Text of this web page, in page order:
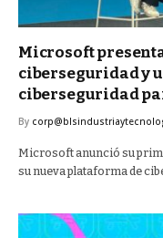
Microsoft
ciberseguridad y
ciberseguridad
By
Microsoft anunció su
su nueva plataforma de